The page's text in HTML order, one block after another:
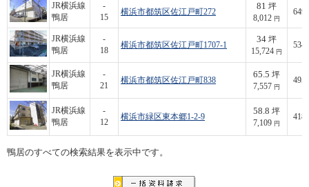
JR横浜線
鴨居
-
15
横浜市都筑区佐江戸町272
81 坪
8,012 円
JR横浜線
鴨居
-
18
横浜市都筑区佐江戸町1707-1
34 坪
15,724 円
JR横浜線
鴨居
-
21
横浜市都筑区佐江戸町838
65.5 坪
7,557 円
JR横浜線
鴨居
-
12
横浜市緑区東本郷1-2-9
58.8 坪
7,109 円
鴨居のすべての検索結果を表示中です。